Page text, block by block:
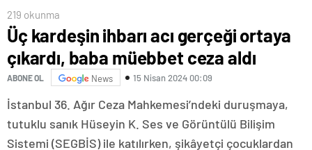
219 okunma
Üç kardeşin ihbarı acı gerçeği ortaya
çıkardı, baba müebbet ceza aldı
ABONE OL News 15 Nisan 2024 00:09
İstanbul 36. Ağır Ceza Mahkemesi’ndeki duruşmaya,
tutuklu sanık Hüseyin K. Ses ve Görüntülü Bilişim
Sistemi (SEGBİS) ile katılırken, şikâyetçi çocuklardan